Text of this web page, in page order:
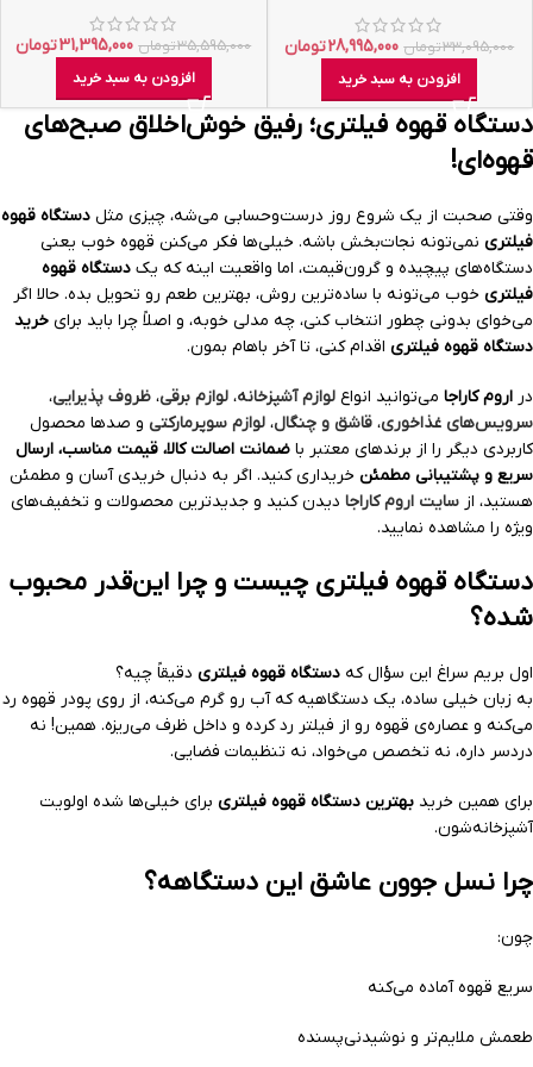
33,095,000تومان 28,995,000تومان
افزودن به سبد خرید
35,595,000تومان 31,395,000تومان
افزودن به سبد خرید
دستگاه قهوه فیلتری؛ رفیق خوش‌اخلاق صبح‌های
قهوه‌ای!
وقتی صحبت از یک شروع روز درست‌وحسابی می‌شه، چیزی مثل دستگاه قهوه
فیلتری نمی‌تونه نجات‌بخش باشه. خیلی‌ها فکر می‌کنن قهوه خوب یعنی
دستگاه‌های پیچیده و گرون‌قیمت، اما واقعیت اینه که یک دستگاه قهوه
فیلتری خوب می‌تونه با ساده‌ترین روش، بهترین طعم رو تحویل بده. حالا اگر
می‌خوای بدونی چطور انتخاب کنی، چه مدلی خوبه، و اصلاً چرا باید برای خرید
دستگاه قهوه فیلتری اقدام کنی، تا آخر باهام بمون.
در اروم کاراجا می‌توانید انواع لوازم آشپزخانه، لوازم برقی، ظروف پذیرایی،
سرویس‌های غذاخوری، قاشق و چنگال، لوازم سوپرمارکتی و صدها محصول
کاربردی دیگر را از برندهای معتبر با ضمانت اصالت کالا، قیمت مناسب، ارسال
سریع و پشتیبانی مطمئن خریداری کنید. اگر به دنبال خریدی آسان و مطمئن
هستید، از سایت اروم کاراجا دیدن کنید و جدیدترین محصولات و تخفیف‌های
ویژه را مشاهده نمایید.
دستگاه قهوه فیلتری چیست و چرا این‌قدر محبوب
شده؟
اول بریم سراغ این سؤال که دستگاه قهوه فیلتری دقیقاً چیه؟
به زبان خیلی ساده، یک دستگاهیه که آب رو گرم می‌کنه، از روی پودر قهوه رد
می‌کنه و عصاره‌ی قهوه رو از فیلتر رد کرده و داخل ظرف می‌ریزه. همین! نه
دردسر داره، نه تخصص می‌خواد، نه تنظیمات فضایی.
برای همین خرید بهترین دستگاه قهوه فیلتری برای خیلی‌ها شده اولویت
آشپزخانه‌شون.
چرا نسل جوون عاشق این دستگاهه؟
چون:
سریع قهوه آماده می‌کنه
طعمش ملایم‌تر و نوشیدنی‌پسنده